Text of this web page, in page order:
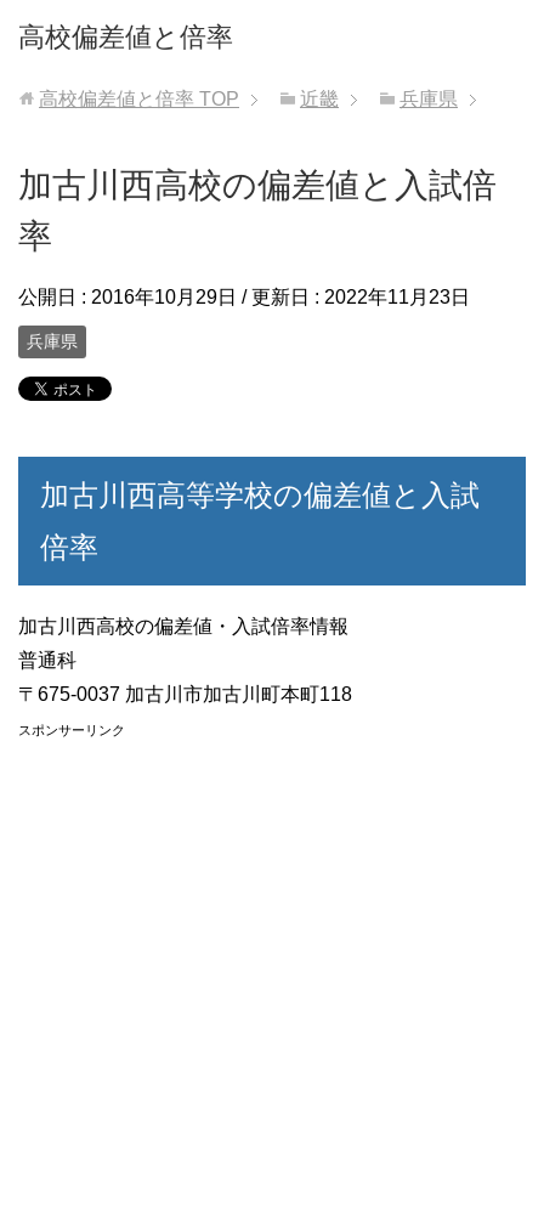
高校偏差値と倍率
高校偏差値と倍率 TOP 近畿 兵庫県
加古川西高校の偏差値と入試倍
率
公開日 : 2016年10月29日 / 更新日 : 2022年11月23日
兵庫県
加古川西高等学校の偏差値と入試
倍率
加古川西高校の偏差値・入試倍率情報
普通科
〒675-0037 加古川市加古川町本町118
スポンサーリンク